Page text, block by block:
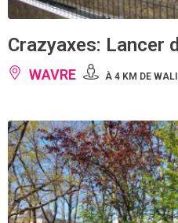
Crazyaxes: Lancer
WAVRE À 4 KM DE